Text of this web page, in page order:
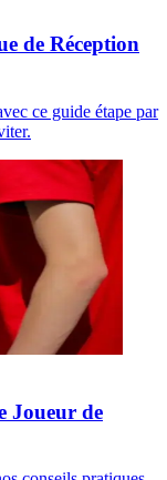
de Réception
ce guide étape par
Joueur de